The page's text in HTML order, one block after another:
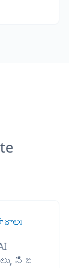
నిజ